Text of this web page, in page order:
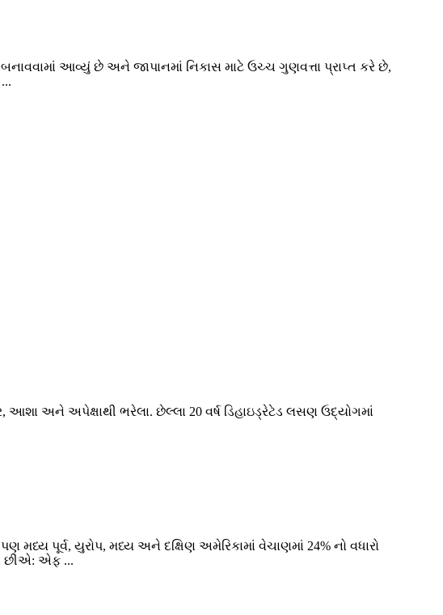
બનાવવામાં આવ્યું છે અને જાપાનમાં નિકાસ માટે ઉચ્ચ ગુણવત્તા પ્રાપ્ત કરે છે,
આશા અને અપેક્ષાથી ભરેલા. છેલ્લા 20 વર્ષ ડિહાઇડ્રેટેડ લસણ ઉદ્યોગમાં
મધ્ય પૂર્વ, યુરોપ, મધ્ય અને દક્ષિણ અમેરિકામાં વેચાણમાં 24% નો વધારો
છીએ: એફ ...